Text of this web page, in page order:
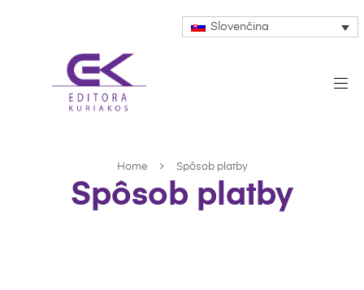
Slovenčina
Home Spôsob platby
Spôsob platby